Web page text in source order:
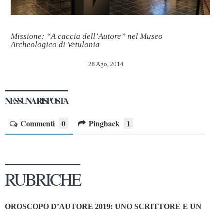
Missione: “A caccia dell’Autore” nel Museo
Archeologico di Vetulonia
28 Ago, 2014
NESSUNA RISPOSTA
Commenti 0 Pingback 1
RUBRICHE
OROSCOPO D’AUTORE 2019: UNO SCRITTORE E UN